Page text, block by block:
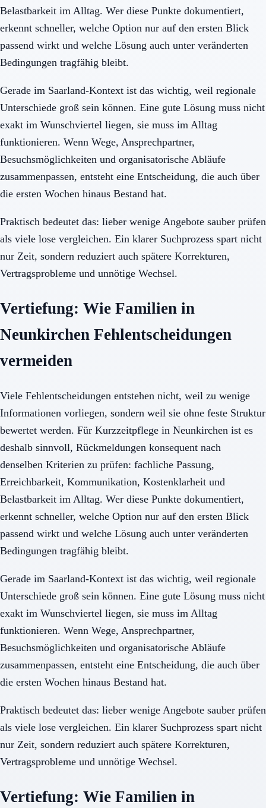
Belastbarkeit im Alltag. Wer diese Punkte dokumentiert,
erkennt schneller, welche Option nur auf den ersten Blick
passend wirkt und welche Lösung auch unter veränderten
Bedingungen tragfähig bleibt.
Gerade im Saarland-Kontext ist das wichtig, weil regionale
Unterschiede groß sein können. Eine gute Lösung muss nicht
exakt im Wunschviertel liegen, sie muss im Alltag
funktionieren. Wenn Wege, Ansprechpartner,
Besuchsmöglichkeiten und organisatorische Abläufe
zusammenpassen, entsteht eine Entscheidung, die auch über
die ersten Wochen hinaus Bestand hat.
Praktisch bedeutet das: lieber wenige Angebote sauber prüfen
als viele lose vergleichen. Ein klarer Suchprozess spart nicht
nur Zeit, sondern reduziert auch spätere Korrekturen,
Vertragsprobleme und unnötige Wechsel.
Vertiefung: Wie Familien in
Neunkirchen Fehlentscheidungen
vermeiden
Viele Fehlentscheidungen entstehen nicht, weil zu wenige
Informationen vorliegen, sondern weil sie ohne feste Struktur
bewertet werden. Für Kurzzeitpflege in Neunkirchen ist es
deshalb sinnvoll, Rückmeldungen konsequent nach
denselben Kriterien zu prüfen: fachliche Passung,
Erreichbarkeit, Kommunikation, Kostenklarheit und
Belastbarkeit im Alltag. Wer diese Punkte dokumentiert,
erkennt schneller, welche Option nur auf den ersten Blick
passend wirkt und welche Lösung auch unter veränderten
Bedingungen tragfähig bleibt.
Gerade im Saarland-Kontext ist das wichtig, weil regionale
Unterschiede groß sein können. Eine gute Lösung muss nicht
exakt im Wunschviertel liegen, sie muss im Alltag
funktionieren. Wenn Wege, Ansprechpartner,
Besuchsmöglichkeiten und organisatorische Abläufe
zusammenpassen, entsteht eine Entscheidung, die auch über
die ersten Wochen hinaus Bestand hat.
Praktisch bedeutet das: lieber wenige Angebote sauber prüfen
als viele lose vergleichen. Ein klarer Suchprozess spart nicht
nur Zeit, sondern reduziert auch spätere Korrekturen,
Vertragsprobleme und unnötige Wechsel.
Vertiefung: Wie Familien in